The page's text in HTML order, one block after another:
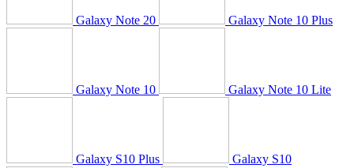
Galaxy Note 20 Galaxy Note 10 Plus
Galaxy Note 10 Galaxy Note 10 Lite
Galaxy S10 Plus Galaxy S10